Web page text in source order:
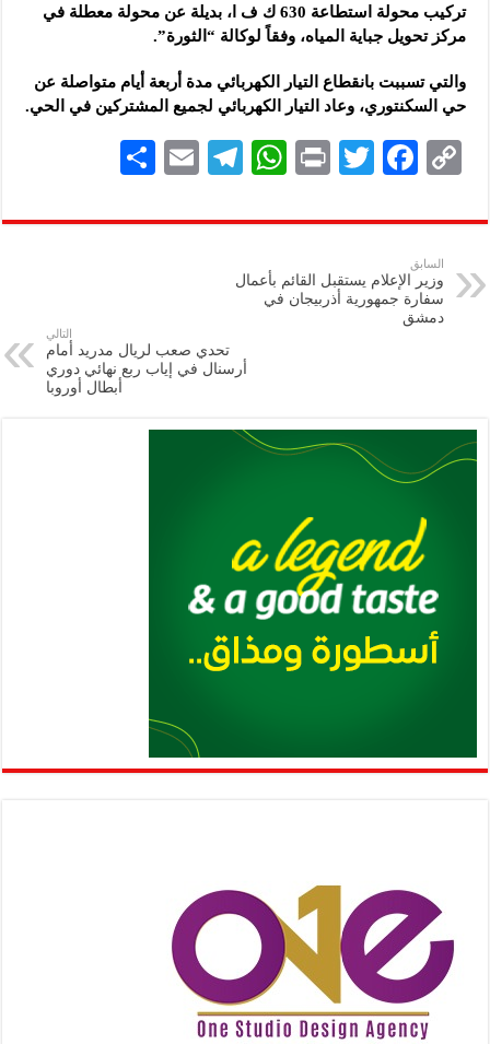
تركيب محولة استطاعة 630 ك ف ا، بديلة عن محولة معطلة في
مركز تحويل جباية المياه، وفقاً لوكالة “الثورة”.
والتي تسببت بانقطاع التيار الكهربائي مدة أربعة أيام متواصلة عن
حي السكنتوري، وعاد التيار الكهربائي لجميع المشتركين في الحي.
C
p
y
Li
n
F
eb
k
T
tt
P
nt
W
at
A
p
Te
gr
E
ai
ar
السابق
وزير الإعلام يستقبل القائم بأعمال
سفارة جمهورية أذربيجان في
دمشق
التالي
تحدي صعب لريال مدريد أمام
أرسنال في إياب ربع نهائي دوري
أبطال أوروبا